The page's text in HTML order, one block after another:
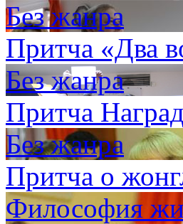
Без жанра
Притча «Два
Без жанра
Притча
Без жанра
Притча о
Философия